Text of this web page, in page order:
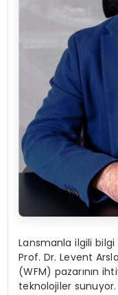
Lansmanla ilgili bilgi
Prof. Dr. Levent
(WFM) pazarının
teknolojiler